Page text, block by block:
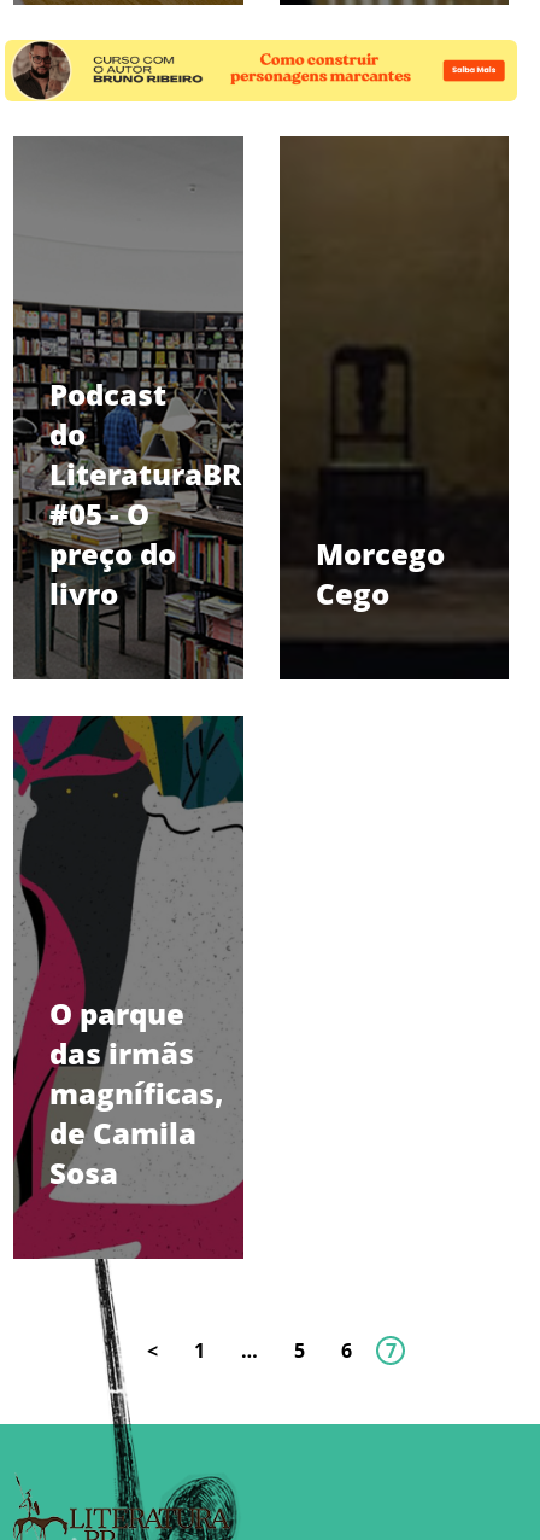
Podcast
do
LiteraturaBR
#05 - O
preço do
livro
Morcego
Cego
O parque
das irmãs
magníficas,
de Camila
Sosa
< 1 … 5 6 7